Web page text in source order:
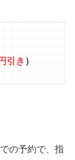
引き ）
の予約で、指